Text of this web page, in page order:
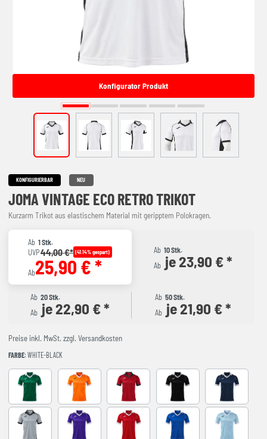
Konfigurator Produkt
KONFIGURIERBAR NEU
JOMA VINTAGE ECO RETRO TRIKOT
Kurzarm Trikot aus elastischem Material mit geripptem Polokragen.
Ab 1 Stk.
UVP44,00 €* (41.14% gespart)
Ab25,90 € *
Ab 10 Stk.
Ab je 23,90 € *
Ab 20 Stk.
Ab je 22,90 € *
Ab 50 Stk.
Ab je 21,90 € *
Preise inkl. MwSt. zzgl. Versandkosten
FARBE: WHITE-BLACK
GREEN-WHITE ORANGE-WHITE RED-NAVY BLACK-GREY DARK NAVY
GREY-BLACK VIOLETA-BLANCO RED-WHITE ROYAL-WHITE